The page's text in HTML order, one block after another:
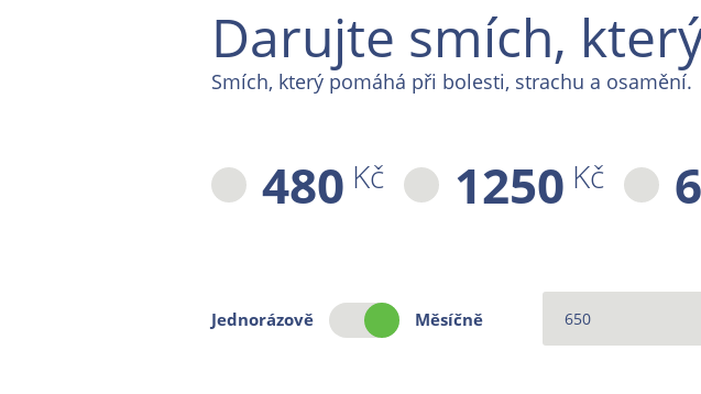
Darujte smích,
Smích, který pomáhá při bolesti, strachu a osamění.
480 Kč 1250 Kč
Jednorázově Měsíčně